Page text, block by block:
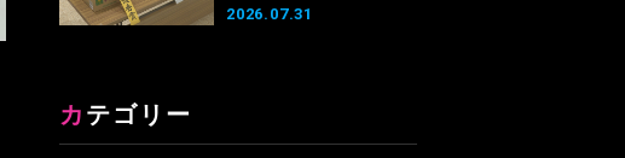
2026.07.31
カテゴリー